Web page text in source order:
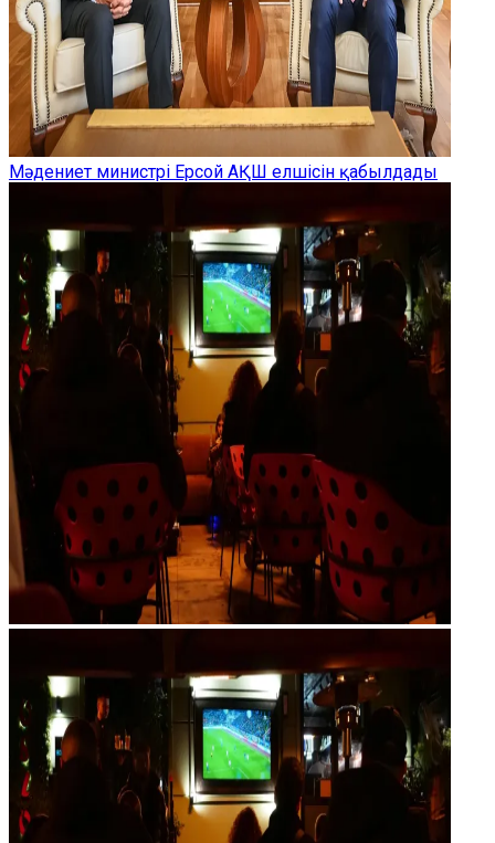
Мәдениет министрі Ерсой АҚШ елшісін қабылдады